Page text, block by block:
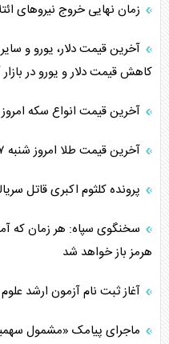
زمان نهایی خروج نیرو‌های
کاهش قیمت دلار و یورو در
آخرین قیمت انواع سکه امروز شنبه ۱۷
آخرین قیمت طلا امروز شنبه ۱۷ مرداد ۱۴۰۵ | صعود تاریخی طلا
پرونده کلثوم اکبری قاتل
سخنگوی سپاه: هر زمان که
هرمز باز خواهد شد
آغاز ثبت نام آزمون ارشد
ماجرای پیامک «مشمول